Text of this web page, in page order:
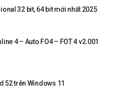
32 bit, 64 bit mới nhất 2025
4 – Auto FO4 – FOT 4 v2.001
52 trên Windows 11